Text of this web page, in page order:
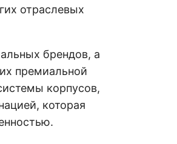
отраслевых
брендов, а
премиальной
корпусов,
которая